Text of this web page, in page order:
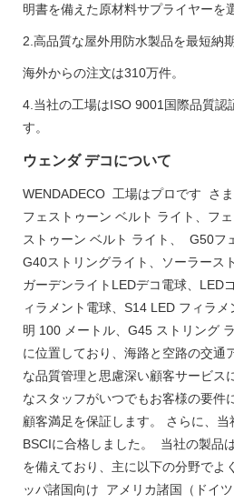
明書を備えた原材料サプライヤーを
2.高品質な屋外用防水製品を最短納
海外からの注文は310万件。
4.当社の工場はISO 9001国際品質認
す。
ウェンダ デコについて
WENDADECO 工場はプロです さ
フェストゥーン ベルト ライト、フ
ストゥーン ベルト ライト、 G50フ
G40ストリングライト、ソーラース
ガーデンライトLEDデコ電球、LED
ィラメント電球、S14 LED フィラ
明 100 メートル、G45 ストリング
に位置しており、海路と空路の交通
な品質管理と思慮深い顧客サービス
なスタッフがいつでもお客様の要件
顧客満足を保証します。 さらに、当
BSCIに合格しました。 当社の製品
を備えており、主に以下の分野でよ
ッパ諸国向け アメリカ諸国（ドイツ